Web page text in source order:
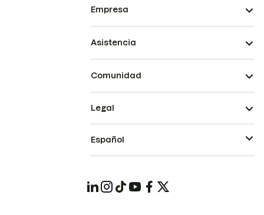
Empresa
Asistencia
Comunidad
Legal
Español